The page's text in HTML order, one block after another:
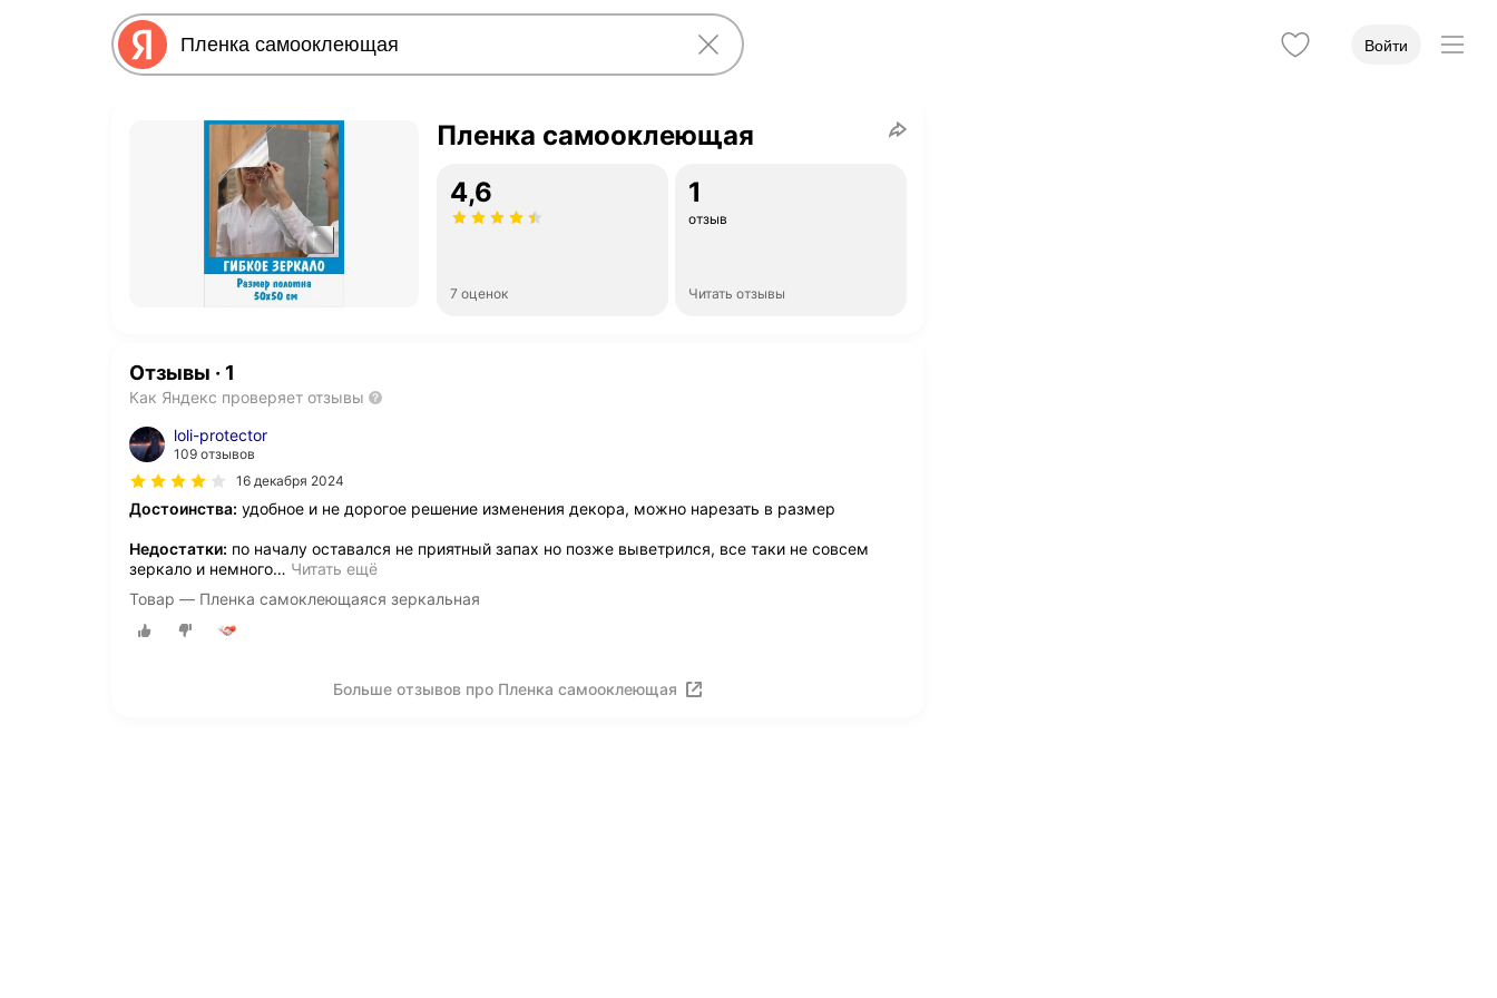
Войти
Пленка самооклеющая
4,6
7 оценок
1
отзыв
Читать отзывы
Отзывы · 1
Как Яндекс проверяет отзывы
loli-protector
109 отзывов
16 декабря 2024
Достоинства: удобное и не дорогое решение изменения декора, можно нарезать в размер
Недостатки: по началу оставался не приятный запах но позже выветрился, все таки не совсем
зеркало и немного… Читать ещё
Товар — Пленка самоклеющаяся зеркальная
Больше отзывов про Пленка самооклеющая